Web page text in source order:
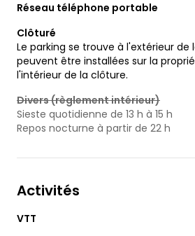
Réseau téléphone portable
Clôturé
Le parking se trouve à l'extérieur de
peuvent être installées sur la
l'intérieur de la clôture.
Divers (règlement intérieur)
Sieste quotidienne de 13 h à 15 h
Repos nocturne à partir de 22 h
Activités
VTT